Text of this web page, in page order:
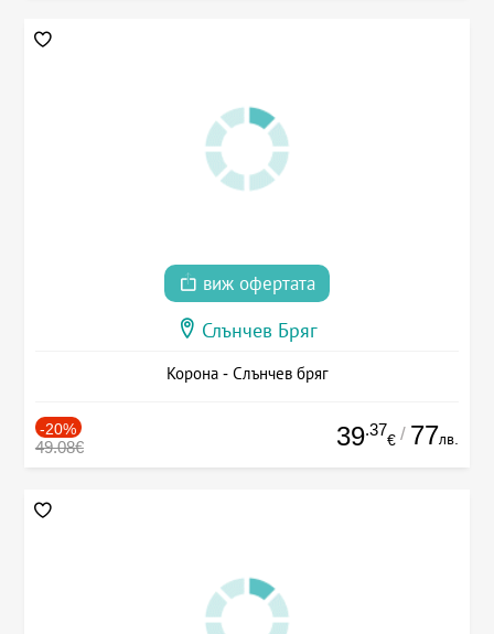
виж офертата
Слънчев Бряг
Корона - Слънчев бряг
-20%
49.08€ 39.37
€ / 77лв.